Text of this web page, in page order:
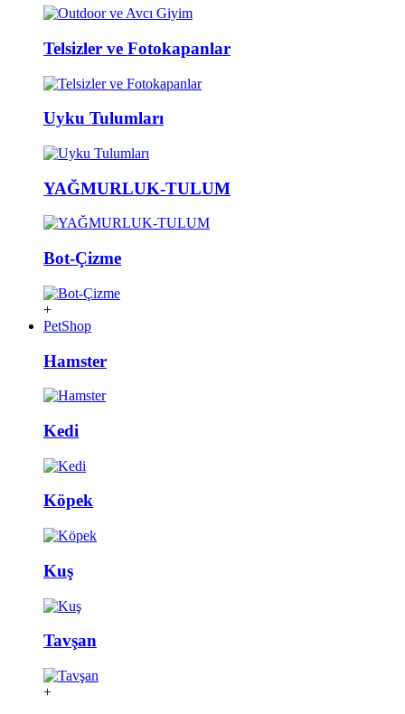
Telsizler ve Fotokapanlar
Uyku Tulumları
YAĞMURLUK-TULUM
Bot-Çizme
+
PetShop
Hamster
Kedi
Köpek
Kuş
Tavşan
+